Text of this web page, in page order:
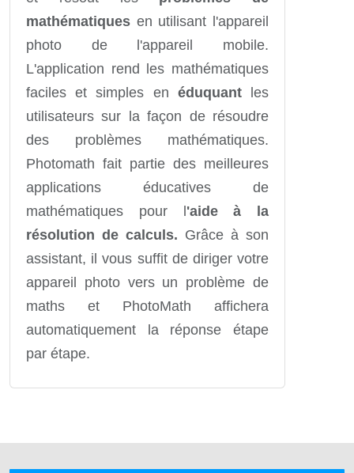
mathématiques en utilisant l'appareil
photo de l'appareil mobile.
L'application rend les mathématiques
faciles et simples en éduquantles
utilisateurs sur la façon de résoudre
des problèmes mathématiques.
Photomath fait partie des meilleures
applications éducatives de
mathématiques pour l 'aide à la
résolution de calculs. Grâce à son
assistant, il vous suffit de diriger votre
appareil photo vers un problème de
maths et PhotoMath affichera
automatiquement la réponse étape
par étape.